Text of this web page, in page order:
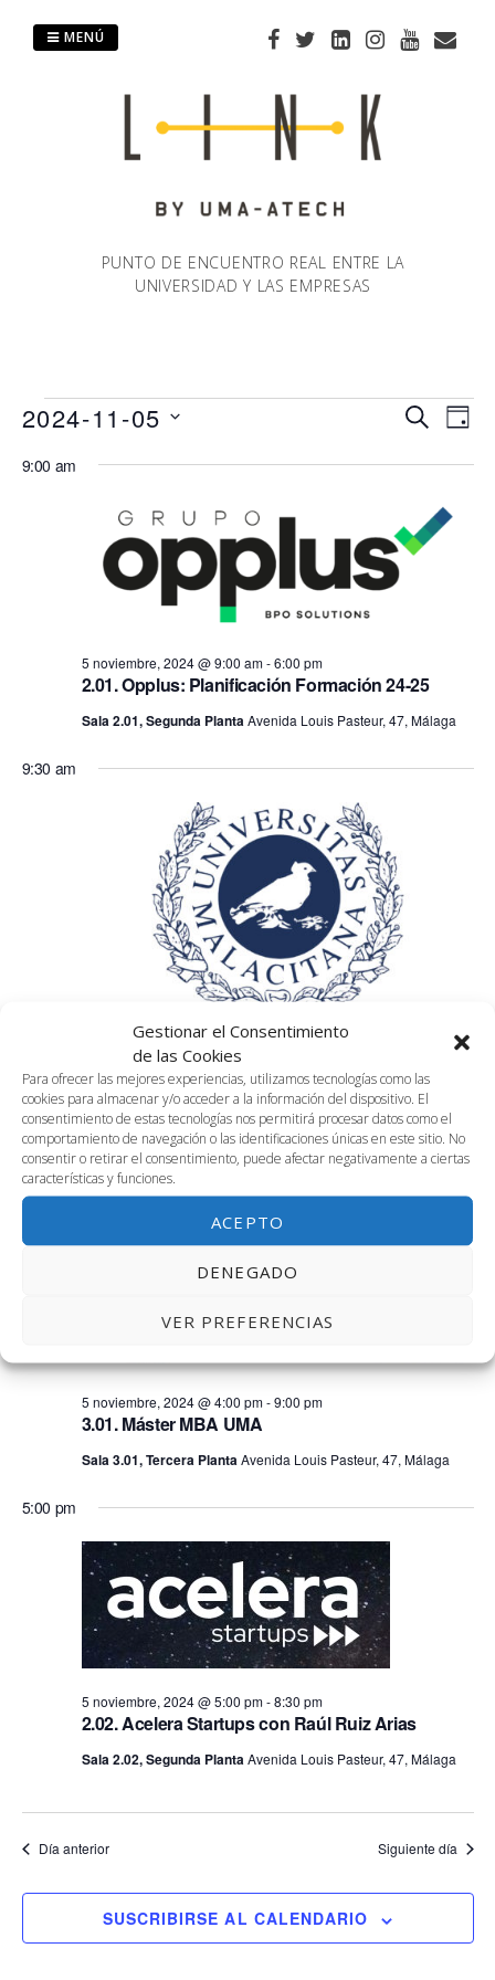
Gestionar el Consentimiento
de las Cookies
Para ofrecer las mejores experiencias, utilizamos tecnologías como las
cookies para almacenar y/o acceder a la información del dispositivo. El
consentimiento de estas tecnologías nos permitirá procesar datos como el
comportamiento de navegación o las identificaciones únicas en este sitio. No
consentir o retirar el consentimiento, puede afectar negativamente a ciertas
características y funciones.
ACEPTO
DENEGADO
VER PREFERENCIAS
PUNTO DE ENCUENTRO REAL ENTRE LA
UNIVERSIDAD Y LAS EMPRESAS
MENÚ
Eventos
en
noviembre,
2024
de
y
de
BUSCAR
de
DÍA
2024-11-05
la
9:00 am
2.01. Opplus: Planificación Formación 24-25
5 noviembre, 2024 @ 9:00 am-6:00 pm
Sala 2.01, Segunda PlantaAvenida Louis Pasteur, 47, Málaga
9:30 am
2.02 Reunión Tribunal UTG UMA
5 noviembre, 2024 @ 9:30 am-12:00 pm
Sala 2.02, 2ª planta
3.01. Máster MBA UMA
5 noviembre, 2024 @ 4:00 pm-9:00 pm
Sala 3.01, Tercera PlantaAvenida Louis Pasteur, 47, Málaga
5:00 pm
2.02. Acelera Startups con Raúl Ruiz Arias
5 noviembre, 2024 @ 5:00 pm-8:30 pm
Sala 2.02, Segunda PlantaAvenida Louis Pasteur, 47, Málaga
Día anterior Siguiente día
SUSCRIBIRSE AL CALENDARIO